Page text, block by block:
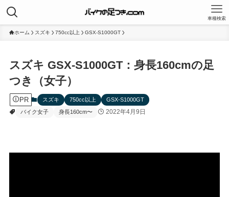
車種検索
ホーム スズキ 750cc以上 GSX-S1000GT
スズキ GSX-S1000GT：身長160cmの足
つき（女子）
PR スズキ 750cc以上
GSX-S1000GT
バイク女子
身長160cm〜 2022年4月9日